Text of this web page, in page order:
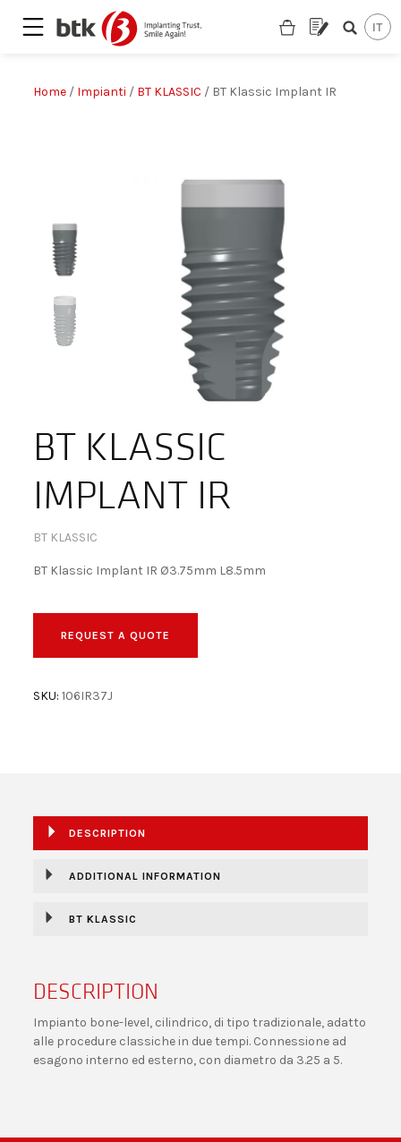
Are you looking for a partner?
Home / Impianti / BT KLASSIC / BT Klassic Implant IR
BT KLASSIC
IMPLANT IR
BT KLASSIC
BT Klassic Implant IR Ø3.75mm L8.5mm
REQUEST A QUOTE
SKU:106IR37J
DESCRIPTION
ADDITIONAL INFORMATION
BT KLASSIC
DESCRIPTION
Impianto bone-level, cilindrico, di tipo tradizionale, adatto
alle procedure classiche in due tempi. Connessione ad
esagono interno ed esterno, con diametro da 3.25 a 5.